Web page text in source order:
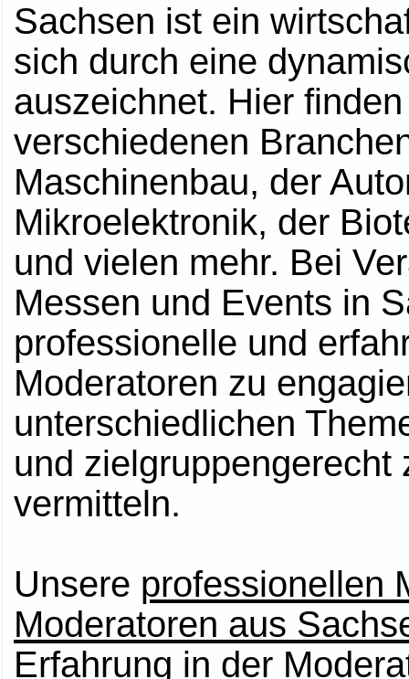
Sachsen ist ein
sich durch eine
auszeichnet. Hier
verschiedenen
Maschinenbau, der
Mikroelektronik, der
und vielen mehr. Bei
Messen und Events in
professionelle und
Moderatoren zu
unterschiedlichen
und
vermitteln.
Unsere professionellen
Moderatoren aus
Erfahrung in der